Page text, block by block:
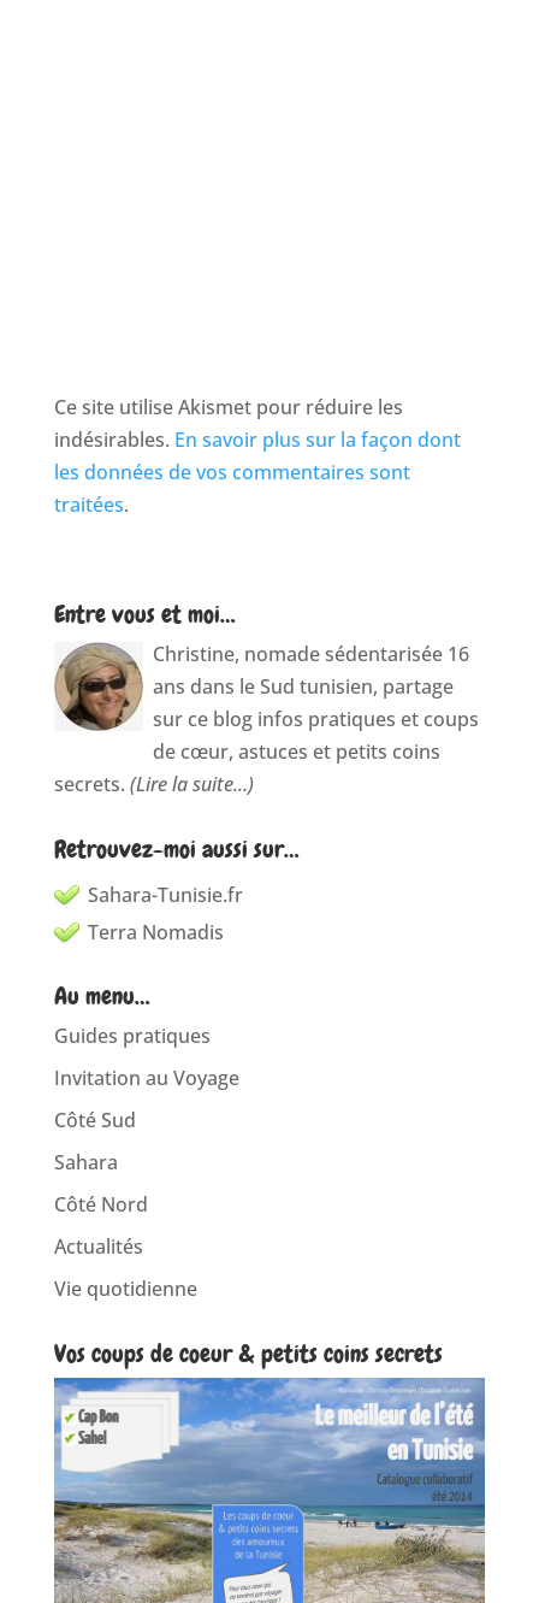
Ce site utilise Akismet pour réduire les
indésirables. En savoir plus sur la façon dont
les données de vos commentaires sont
traitées.
Entre vous et moi…
Christine, nomade sédentarisée 16
ans dans le Sud tunisien, partage
sur ce blog infos pratiques et coups
de cœur, astuces et petits coins
secrets. (Lire la suite...)
Retrouvez-moi aussi sur…
Sahara-Tunisie.fr
Terra Nomadis
Au menu…
Guides pratiques
Invitation au Voyage
Côté Sud
Sahara
Côté Nord
Actualités
Vie quotidienne
Vos coups de coeur & petits coins secrets